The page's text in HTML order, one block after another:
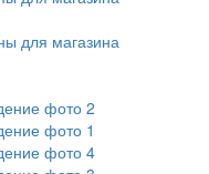
для магазина
фото 2
фото 1
фото 4